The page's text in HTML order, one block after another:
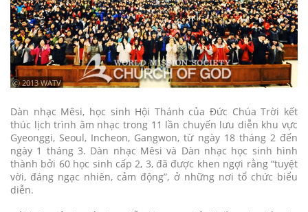
ⓒ 2013 WATV
Dàn nhạc Mêsi, học sinh Hội Thánh của Đức Chúa Trời kết
thúc lịch trình âm nhạc trong 11 lần chuyến lưu diễn khu vực
Gyeonggi, Seoul, Incheon, Gangwon, từ ngày 18 tháng 2 đến
ngày 1 tháng 3. Dàn nhạc Mêsi và Dàn nhạc học sinh hình
thành bởi 60 học sinh cấp 2, 3, đã được khen ngợi rằng “tuyệt
vời, đáng ngạc nhiên, cảm động”, ở những nơi tổ chức biểu
diễn.